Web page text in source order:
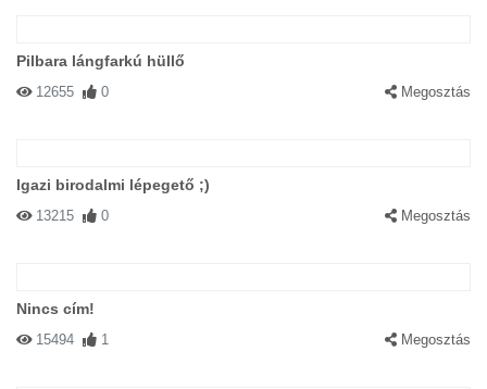
Pilbara lángfarkú hüllő
12655 0 Megosztás
Igazi birodalmi lépegető ;)
13215 0 Megosztás
Nincs cím!
15494 1 Megosztás